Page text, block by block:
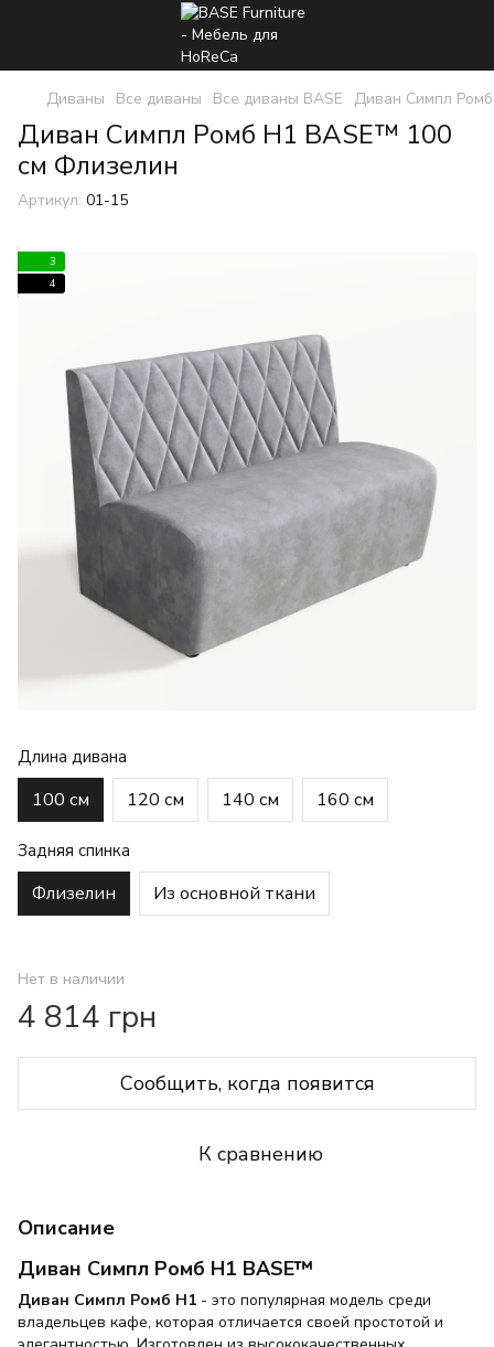
Диваны Все диваны Все диваны BASE Диван Симпл
Диван Симпл Ромб H1 BASE™ 100
см Флизелин
Артикул: 01-15
3
4
Длина дивана
100 см 120 см 140 см 160 см
Задняя спинка
Флизелин Из основной ткани
Нет в наличии
4 814 грн
Сообщить, когда появится
К сравнению
Описание
Диван Симпл Ромб H1 BASE™
Диван Симпл Ромб Н1 - это популярная модель среди
владельцев кафе, которая отличается своей простотой и